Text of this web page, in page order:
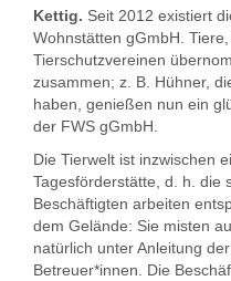
Kettig. Seit 2012 existiert
Wohnstätten gGmbH.
Tierschutzvereinen
zusammen; z. B. Hühner,
haben, genießen nun ein
der FWS gGmbH.
Die Tierwelt ist inzwischen
Tagesförderstätte, d. h. die
Beschäftigten arbeiten
dem Gelände: Sie misten
natürlich unter Anleitung
Betreuer*innen. Die